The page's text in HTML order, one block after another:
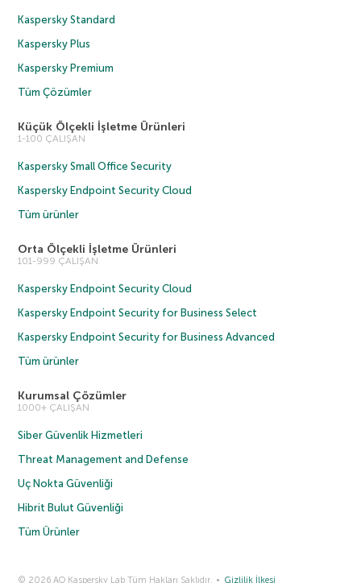
Kaspersky Standard
Kaspersky Plus
Kaspersky Premium
Tüm Çözümler
Küçük Ölçekli İşletme Ürünleri
1-100 ÇALIŞAN
Kaspersky Small Office Security
Kaspersky Endpoint Security Cloud
Tüm ürünler
Orta Ölçekli İşletme Ürünleri
101-999 ÇALIŞAN
Kaspersky Endpoint Security Cloud
Kaspersky Endpoint Security for Business Select
Kaspersky Endpoint Security for Business Advanced
Tüm ürünler
Kurumsal Çözümler
1000+ ÇALIŞAN
Siber Güvenlik Hizmetleri
Threat Management and Defense
Uç Nokta Güvenliği
Hibrit Bulut Güvenliği
Tüm Ürünler
© 2026 AO Kaspersky Lab Tüm Hakları Saklıdır. Gizlilik İlkesi